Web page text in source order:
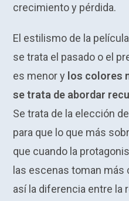
crecimiento y pérdida.
El estilismo de la
se trata el pasado o el
es menor y los colores
se trata de abordar
Se trata de la elección
para que lo que más
que cuando la
las escenas toman más
así la diferencia entre la